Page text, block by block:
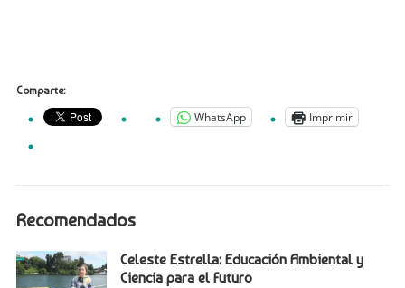
Comparte:
WhatsApp Imprimir
Recomendados
Celeste Estrella: Educación Ambiental y
Ciencia para el Futuro